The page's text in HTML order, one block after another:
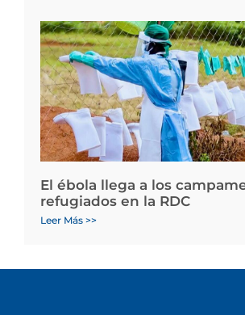
El ébola llega a los
refugiados en la RDC
Leer Más >>